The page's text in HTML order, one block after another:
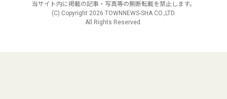
当サイト内に掲載の記事・写真等の無断転載を禁止します。
(C) Copyright 2026 TOWNNEWS-SHA CO.,LTD.
All Rights Reserved.